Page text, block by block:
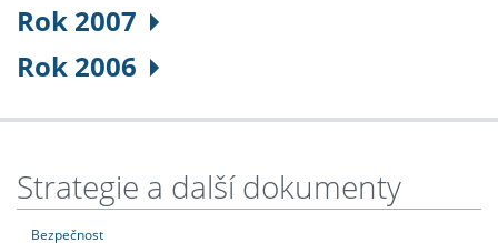
Rok 2007
Rok 2006
Strategie a další dokumenty
Bezpečnost